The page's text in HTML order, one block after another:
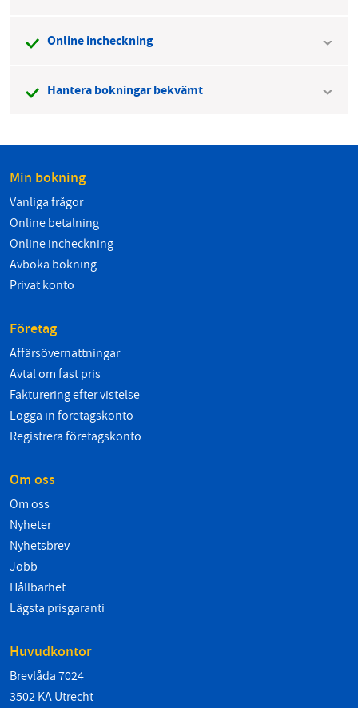
Online incheckning
Hantera bokningar bekvämt
Min bokning
Vanliga frågor
Online betalning
Online incheckning
Avboka bokning
Privat konto
Företag
Affärsövernattningar
Avtal om fast pris
Fakturering efter vistelse
Logga in företagskonto
Registrera företagskonto
Om oss
Om oss
Nyheter
Nyhetsbrev
Jobb
Hållbarhet
Lägsta prisgaranti
Huvudkontor
Brevlåda 7024
3502 KA Utrecht